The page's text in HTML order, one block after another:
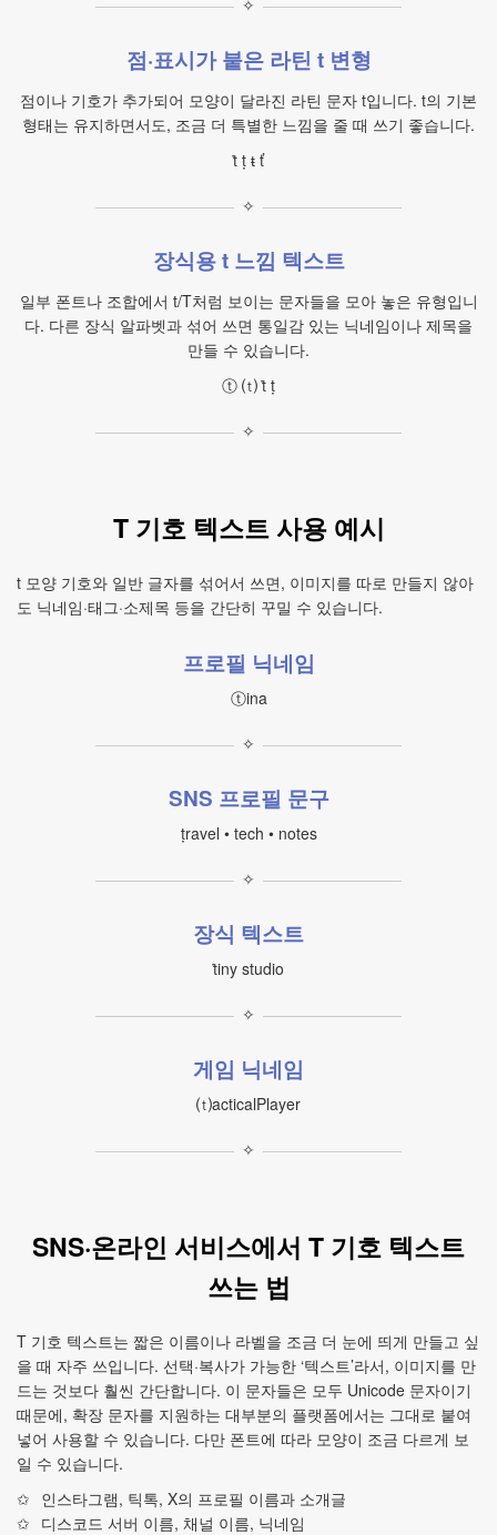
✧
점·표시가 붙은 라틴 t 변형
점이나 기호가 추가되어 모양이 달라진 라틴 문자 t입니다. t의 기본
형태는 유지하면서도, 조금 더 특별한 느낌을 줄 때 쓰기 좋습니다.
ṫ ṭ ŧ ť
✧
장식용 t 느낌 텍스트
일부 폰트나 조합에서 t/T처럼 보이는 문자들을 모아 놓은 유형입니
다. 다른 장식 알파벳과 섞어 쓰면 통일감 있는 닉네임이나 제목을
만들 수 있습니다.
ⓣ ⒯ ṫ ṭ
✧
T 기호 텍스트 사용 예시
t 모양 기호와 일반 글자를 섞어서 쓰면, 이미지를 따로 만들지 않아
도 닉네임·태그·소제목 등을 간단히 꾸밀 수 있습니다.
프로필 닉네임
ⓣina
✧
SNS 프로필 문구
ṭravel • tech • notes
✧
장식 텍스트
ṫiny studio
✧
게임 닉네임
⒯acticalPlayer
✧
SNS·온라인 서비스에서 T 기호 텍스트
쓰는 법
T 기호 텍스트는 짧은 이름이나 라벨을 조금 더 눈에 띄게 만들고 싶
을 때 자주 쓰입니다. 선택·복사가 가능한 ‘텍스트’라서, 이미지를 만
드는 것보다 훨씬 간단합니다. 이 문자들은 모두 Unicode 문자이기
때문에, 확장 문자를 지원하는 대부분의 플랫폼에서는 그대로 붙여
넣어 사용할 수 있습니다. 다만 폰트에 따라 모양이 조금 다르게 보
일 수 있습니다.
인스타그램, 틱톡, X의 프로필 이름과 소개글
디스코드 서버 이름, 채널 이름, 닉네임